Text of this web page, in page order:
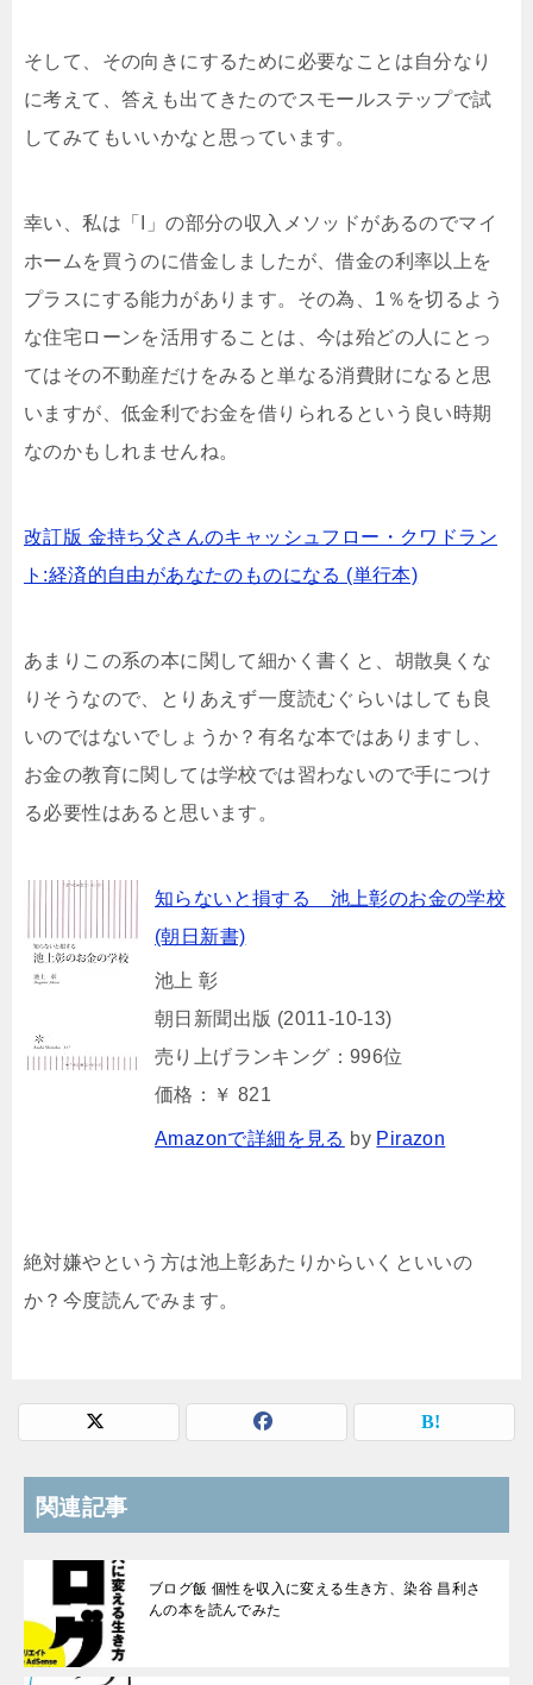
そして、その向きにするために必要なことは自分なり
に考えて、答えも出てきたのでスモールステップで試
してみてもいいかなと思っています。
幸い、私は「I」の部分の収入メソッドがあるのでマイ
ホームを買うのに借金しましたが、借金の利率以上を
プラスにする能力があります。その為、1％を切るよう
な住宅ローンを活用することは、今は殆どの人にとっ
てはその不動産だけをみると単なる消費財になると思
いますが、低金利でお金を借りられるという良い時期
なのかもしれませんね。
改訂版 金持ち父さんのキャッシュフロー・クワドラン
ト:経済的自由があなたのものになる (単行本)
あまりこの系の本に関して細かく書くと、胡散臭くな
りそうなので、とりあえず一度読むぐらいはしても良
いのではないでしょうか？有名な本ではありますし、
お金の教育に関しては学校では習わないので手につけ
る必要性はあると思います。
知らないと損する 池上彰のお金の学校
(朝日新書)
池上 彰
朝日新聞出版 (2011-10-13)
売り上げランキング：996位
価格：￥ 821
Amazonで詳細を見る by Pirazon
絶対嫌やという方は池上彰あたりからいくといいの
か？今度読んでみます。
関連記事
ブログ飯 個性を収入に変える生き方、染谷 昌利さ
んの本を読んでみた